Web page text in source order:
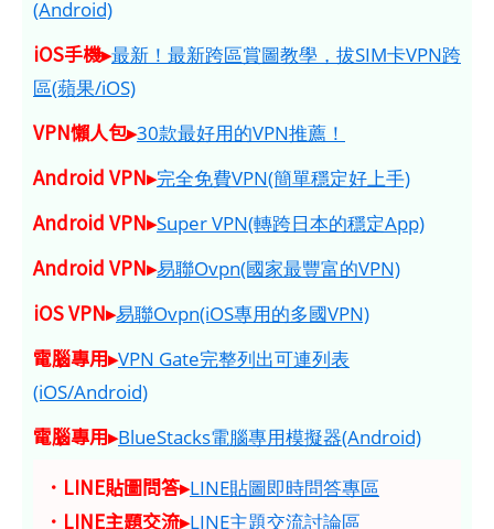
(Android)
iOS手機▸最新！最新跨區賞圖教學，拔SIM卡VPN跨
區(蘋果/iOS)
VPN懶人包▸30款最好用的VPN推薦！
Android VPN▸完全免費VPN(簡單穩定好上手)
Android VPN▸Super VPN(轉跨日本的穩定App)
Android VPN▸易聯Ovpn(國家最豐富的VPN)
iOS VPN▸易聯Ovpn(iOS專用的多國VPN)
電腦專用▸VPN Gate完整列出可連列表
(iOS/Android)
電腦專用▸BlueStacks電腦專用模擬器(Android)
．LINE貼圖問答▸LINE貼圖即時問答專區
．LINE主題交流▸LINE主題交流討論區